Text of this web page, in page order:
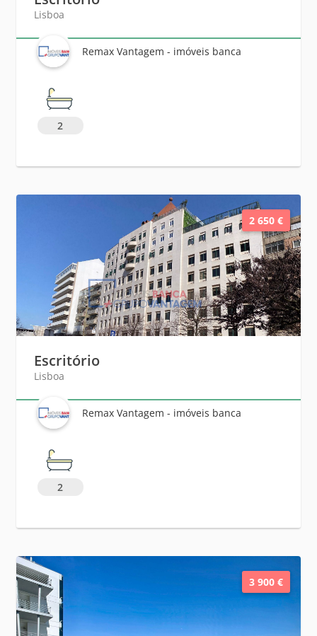
Lisboa
Remax Vantagem - imóveis banca
2
2 650 €
Escritório
Lisboa
Remax Vantagem - imóveis banca
2
3 900 €